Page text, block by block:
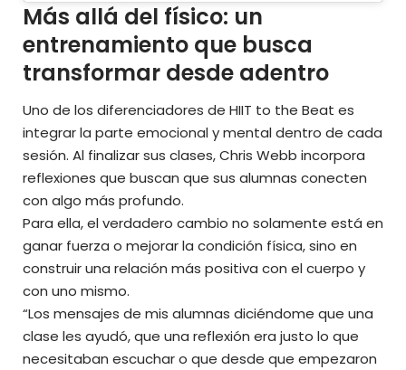
Más allá del físico: un
entrenamiento que busca
transformar desde adentro
Uno de los diferenciadores de HIIT to the Beat es
integrar la parte emocional y mental dentro de cada
sesión. Al finalizar sus clases, Chris Webb incorpora
reflexiones que buscan que sus alumnas conecten
con algo más profundo.
Para ella, el verdadero cambio no solamente está en
ganar fuerza o mejorar la condición física, sino en
construir una relación más positiva con el cuerpo y
con uno mismo.
“Los mensajes de mis alumnas diciéndome que una
clase les ayudó, que una reflexión era justo lo que
necesitaban escuchar o que desde que empezaron